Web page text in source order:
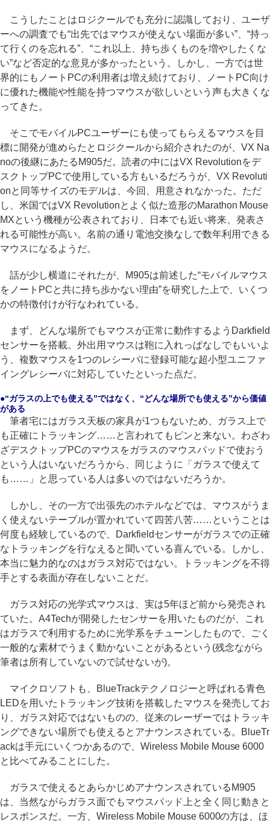
こうしたことはロジクールでも充分に認識しており、ユーザ
ーへの調査でも“出先ではマウスが使えない場面が多い”、“持っ
て行くのを忘れる”、“これ以上、持ち歩くものを増やしたくな
い”など否定的な意見が多かったという。しかし、一方では世
界的にもノートPCの利用者は増え続けており、ノートPC向け
に優れた機能や性能を持つマウスが欲しいという声も大きくな
ってきた。
そこでモバイルPCユーザーにも使ってもらえるマウスを目
標に開発が進めらたとロジクールから紹介されたのが、VX Na
noの後継にあたるM905だ。読者の中にはVX Revolutionをデ
スクトップPCで使用している方もいるだろうが、VX Revoluti
onと同等サイズのモデルは、今回、用意されなかった。ただ
し、米国ではVX Revolutionとよく似た造形のMarathon Mouse
MXという機種が公表されており、日本でも近い将来、発表さ
れる可能性が高い。名前の通り電池交換なしで数年利用できる
マウスになるようだ。
話が少し横道にそれたが、M905は前述した“モバイルマウス
をノートPCと共に持ち歩かない理由”を研究した上で、いくつ
かの特徴付けが行なわれている。
まず、どんな場所でもマウスが正常に動作するようDarkfield
センサーを搭載。外出用マウスは鞄に入れっぱなしでもいいよ
う、複数マウスを1つのレシーバに登録可能な超小型ユニファ
イングレシーバに対応していたといった点だ。
●“ガラスの上でも使える”ではなく、“どんな場所でも使える”から価値
がある
筆者宅にはガラス天板の家具が1つもないため、ガラス上で
も正確にトラッキング……と言われてもピンと来ない。わざわ
ざデスクトップPCのマウスをガラスのマウスパッドで使おう
という人はいないだろうから、同じように「ガラスで使えて
も……」と思っている人は多いのではないだろうか。
しかし、その一方で出張先のホテルなどでは、マウスがうま
く使えないテーブルが置かれていて四苦八苦……ということは
何度も経験しているので、Darkfieldセンサーがガラスでの正確
なトラッキングを行なえると聞いている喜んでいる。しかし、
本当に魅力的なのはガラス対応ではない。トラッキングを不得
手とする表面が存在しないことだ。
ガラス対応の光学式マウスは、実は5年ほど前から発売され
ていた。A4Techが開発したセンサーを用いたものだが、これ
はガラスで利用するために光学系をチューンしたもので、ごく
一般的な素材でうまく動かないことがあるという(残念ながら
筆者は所有していないので試せないが)。
マイクロソフトも、BlueTrackテクノロジーと呼ばれる青色
LEDを用いたトラッキング技術を搭載したマウスを発売してお
り、ガラス対応ではないものの、従来のレーザーではトラッキ
ングできない場所でも使えるとアナウンスされている。BlueTr
ackは手元にいくつかあるので、Wireless Mobile Mouse 6000
と比べてみることにした。
ガラスで使えるとあらかじめアナウンスされているM905
は、当然ながらガラス面でもマウスパッド上と全く同じ動きと
レスポンスだ。一方、Wireless Mobile Mouse 6000の方は、ほ